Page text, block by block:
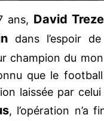
ans, David
dans l’espoir
champion du
que le
laissée par
, l’opération n’a